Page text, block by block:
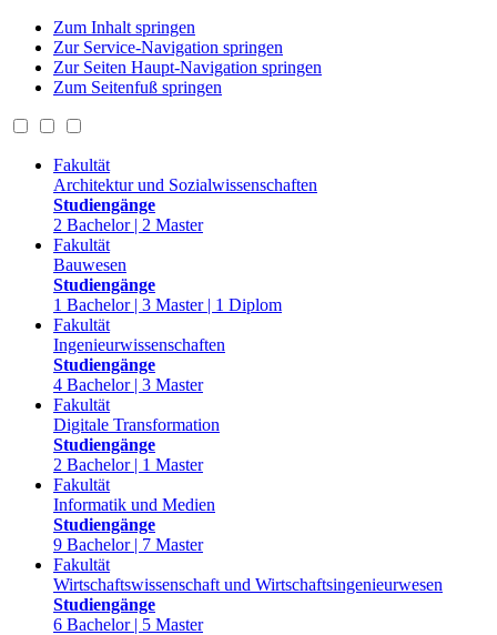
Zum Inhalt springen
Zur Service-Navigation springen
Zur Seiten Haupt-Navigation springen
Zum Seitenfuß springen
Fakultät
Architektur und Sozialwissenschaften
Studiengänge
2 Bachelor | 2 Master
Fakultät
Bauwesen
Studiengänge
1 Bachelor | 3 Master | 1 Diplom
Fakultät
Ingenieurwissenschaften
Studiengänge
4 Bachelor | 3 Master
Fakultät
Digitale Transformation
Studiengänge
2 Bachelor | 1 Master
Fakultät
Informatik und Medien
Studiengänge
9 Bachelor | 7 Master
Fakultät
Wirtschaftswissenschaft und Wirtschaftsingenieurwesen
Studiengänge
6 Bachelor | 5 Master